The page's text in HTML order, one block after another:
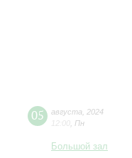
05 августа
2024
12:00 Пн
Большой зал